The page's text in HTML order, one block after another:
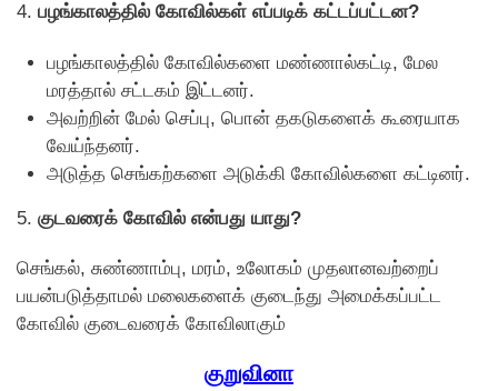
4. பழங்காலத்தில் கோவில்கள் எப்படிக் கட்டப்பட்டன?
பழங்காலத்தில் கோவில்களை மண்ணால்கட்டி, மேல
மரத்தால் சட்டகம் இட்டனர்.
அவற்றின் மேல் செப்பு, பொன் தகடுகளைக் கூரையாக
வேய்ந்தனர்.
அடுத்த செங்கற்களை அடுக்கி கோவில்களை கட்டினர்.
5. குடவரைக் கோவில் என்பது யாது?
செங்கல், சுண்ணாம்பு, மரம், உலோகம் முதலானவற்றைப்
பயன்படுத்தாமல் மலைகளைக் குடைந்து அமைக்கப்பட்ட
கோவில் குடைவரைக் கோவிலாகும்
குறுவினா